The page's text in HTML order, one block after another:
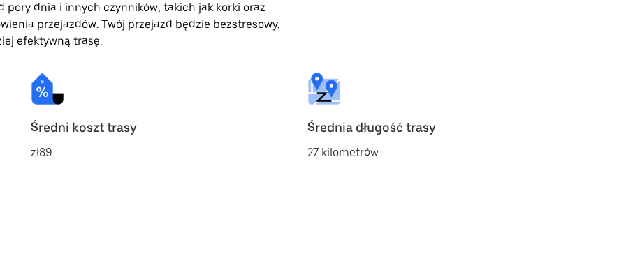
pory dnia i innych czynników, takich jak korki oraz
przejazdów. Twój przejazd będzie bezstresowy,
efektywną trasę.
Średni koszt trasy
zł89
Średnia długość trasy
27 kilometrów